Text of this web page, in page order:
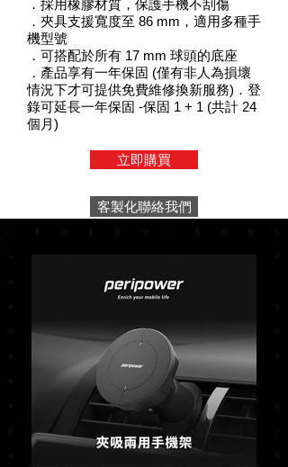
．採用橡膠材質，保護手機不刮傷
．夾具支援寬度至 86 mm，適用多種手
機型號
．可搭配於所有 17 mm 球頭的底座
．產品享有一年保固 (僅有非人為損壞
情況下才可提供免費維修換新服務) ．登
錄可延長一年保固 -保固 1 + 1 (共計 24
個月)
立即購買
客製化聯絡我們